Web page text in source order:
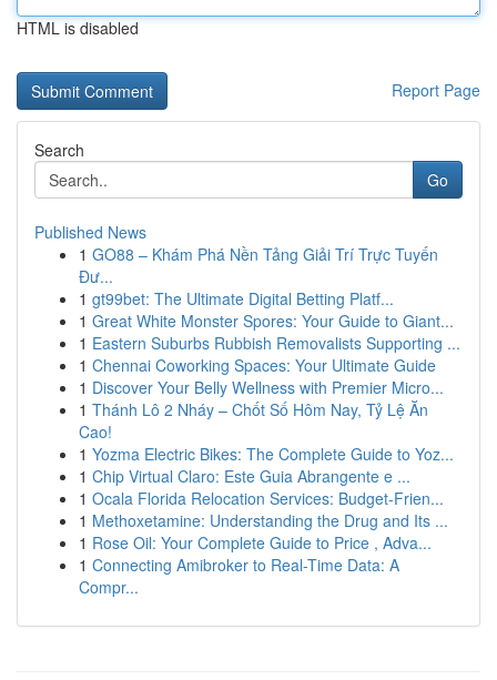
HTML is disabled
Report Page
Search
Go
Published News
1 GO88 – Khám Phá Nền Tảng Giải Trí Trực Tuyến
Đư...
1 gt99bet: The Ultimate Digital Betting Platf...
1 Great White Monster Spores: Your Guide to Giant...
1 Eastern Suburbs Rubbish Removalists Supporting ...
1 Chennai Coworking Spaces: Your Ultimate Guide
1 Discover Your Belly Wellness with Premier Micro...
1 Thánh Lô 2 Nháy – Chốt Số Hôm Nay, Tỷ Lệ Ăn
Cao!
1 Yozma Electric Bikes: The Complete Guide to Yoz...
1 Chip Virtual Claro: Este Guia Abrangente e ...
1 Ocala Florida Relocation Services: Budget-Frien...
1 Methoxetamine: Understanding the Drug and Its ...
1 Rose Oil: Your Complete Guide to Price , Adva...
1 Connecting Amibroker to Real-Time Data: A
Compr...